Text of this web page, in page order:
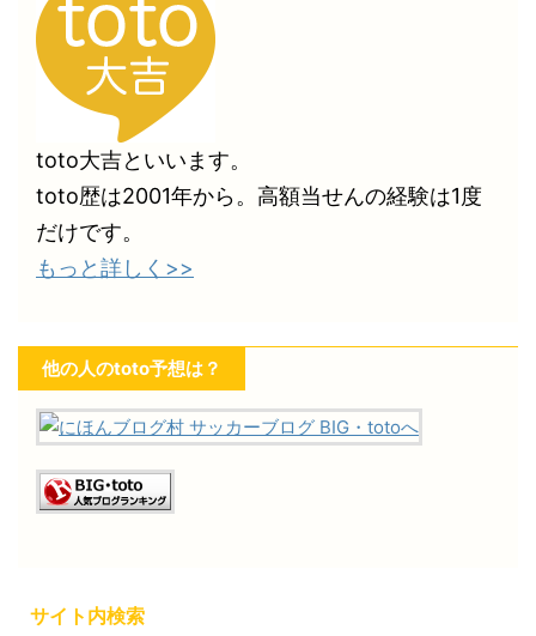
toto大吉といいます。
toto歴は2001年から。高額当せんの経験は1度
だけです。
もっと詳しく>>
他の人のtoto予想は？
サイト内検索